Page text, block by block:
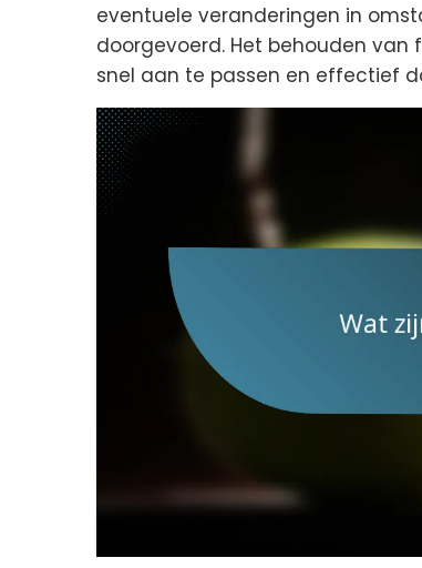
eventuele veranderingen in
doorgevoerd. Het behouden van
snel aan te passen en effectief